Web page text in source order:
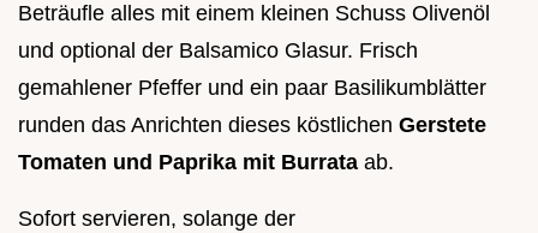
Beträufle alles mit einem kleinen Schuss Olivenöl
und optional der Balsamico Glasur. Frisch
gemahlener Pfeffer und ein paar Basilikumblätter
runden das Anrichten dieses köstlichen Gerstete
Tomaten und Paprika mit Burrata ab.
Sofort servieren, solange der